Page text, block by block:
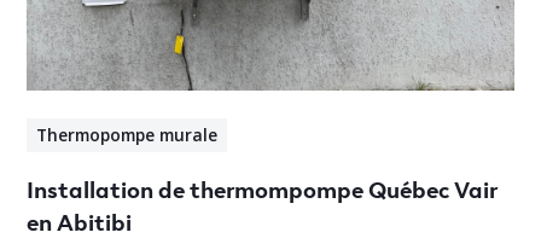
Thermopompe murale
Installation de thermompompe Québec Vair
en Abitibi